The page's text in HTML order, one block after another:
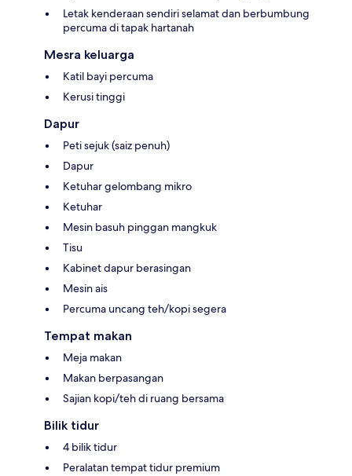
Letak kenderaan sendiri selamat dan berbumbung
percuma di tapak hartanah
Mesra keluarga
Katil bayi percuma
Kerusi tinggi
Dapur
Peti sejuk (saiz penuh)
Dapur
Ketuhar gelombang mikro
Ketuhar
Mesin basuh pinggan mangkuk
Tisu
Kabinet dapur berasingan
Mesin ais
Percuma uncang teh/kopi segera
Tempat makan
Meja makan
Makan berpasangan
Sajian kopi/teh di ruang bersama
Bilik tidur
4 bilik tidur
Peralatan tempat tidur premium